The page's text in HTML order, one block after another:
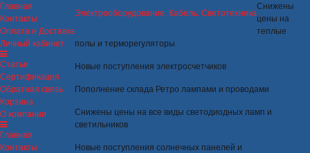
Главная
Контакты
Оплата и Доставка
Личный кабинет
Статьи
Сертификация
Обратная связь
Корзина
О компании
Главная
Контакты
Электрооборудование. Кабель. Светотехника
Снижены
цены на
теплые
полы и терморегуляторы
Новые поступления электросчетчиков
Пополнение склада Ретро лампами и проводами
Снижены цены на все виды светодиодных ламп и
светильников
Новые поступления солнечных панелей и